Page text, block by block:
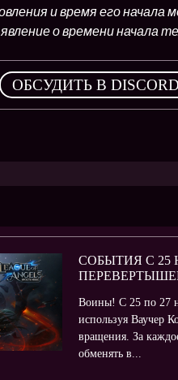
и время его
о времени начала
ОБСУДИТЬ В DISCORD
СОБЫТИЯ С 25
Воины! С 25 по 27
используя Ваучер
вращения. За
обменять в...